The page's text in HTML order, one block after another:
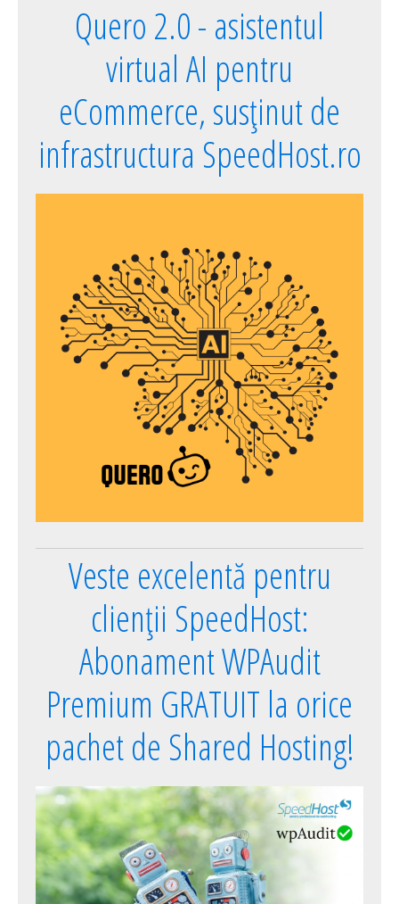
Quero 2.0 - asistentul
virtual AI pentru
eCommerce, susținut de
infrastructura SpeedHost.ro
Veste excelentă pentru
clienții SpeedHost:
Abonament WPAudit
Premium GRATUIT la orice
pachet de Shared Hosting!